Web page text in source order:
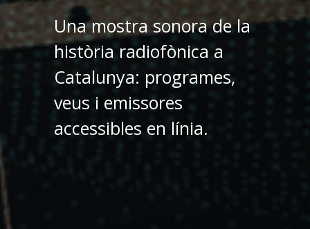
Una mostra sonora de la
història radiofònica a
Catalunya: programes,
veus i emissores
accessibles en línia.